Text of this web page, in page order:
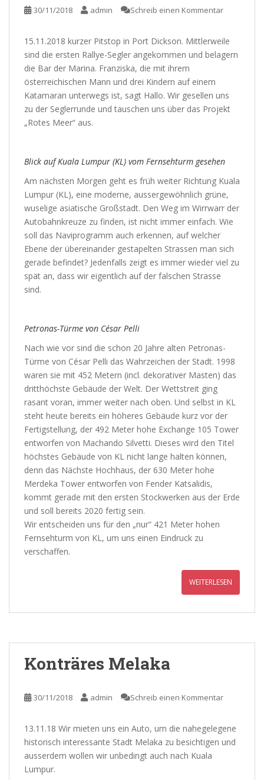
30/11/2018 admin Schreib einen Kommentar
15.11.2018 kurzer Pitstop in Port Dickson. Mittlerweile
sind die ersten Rallye-Segler angekommen und belagern
die Bar der Marina. Franziska, die mit ihrem
österreichischen Mann und drei Kindern auf einem
Katamaran unterwegs ist, sagt Hallo. Wir gesellen uns
zu der Seglerrunde und tauschen uns über das Projekt
„Rotes Meer“ aus.
Blick auf Kuala Lumpur (KL) vom Fernsehturm gesehen
Am nächsten Morgen geht es früh weiter Richtung Kuala
Lumpur (KL), eine moderne, aussergewöhnlich grüne,
wuselige asiatische Großstadt. Den Weg im Wirrwarr der
Autobahnkreuze zu finden, ist nicht immer einfach. Wie
soll das Naviprogramm auch erkennen, auf welcher
Ebene der übereinander gestapelten Strassen man sich
gerade befindet? Jedenfalls zeigt es immer wieder viel zu
spät an, dass wir eigentlich auf der falschen Strasse
sind.
Petronas-Türme von César Pelli
Nach wie vor sind die schon 20 Jahre alten Petronas-
Türme von César Pelli das Wahrzeichen der Stadt. 1998
waren sie mit 452 Metern (incl. dekorativer Masten) das
dritthöchste Gebäude der Welt. Der Wettstreit ging
rasant voran, immer weiter nach oben. Und selbst in KL
steht heute bereits ein höheres Gebäude kurz vor der
Fertigstellung, der 492 Meter hohe Exchange 105 Tower
entworfen von Machando Silvetti. Dieses wird den Titel
höchstes Gebäude von KL nicht lange halten können,
denn das Nächste Hochhaus, der 630 Meter hohe
Merdeka Tower entworfen von Fender Katsalidis,
kommt gerade mit den ersten Stockwerken aus der Erde
und soll bereits 2020 fertig sein.
Wir entscheiden uns für den „nur“ 421 Meter hohen
Fernsehturm von KL, um uns einen Eindruck zu
verschaffen.
WEITERLESEN
Konträres Melaka
30/11/2018 admin Schreib einen Kommentar
13.11.18 Wir mieten uns ein Auto, um die nahegelegene
historisch interessante Stadt Melaka zu besichtigen und
ausserdem wollen wir unbedingt auch nach Kuala
Lumpur.